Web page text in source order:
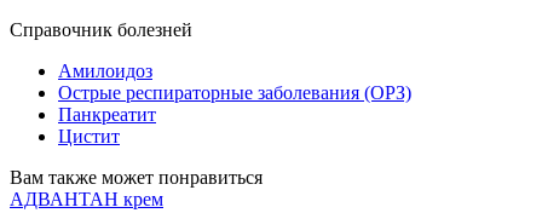
Справочник болезней
Амилоидоз
Острые респираторные заболевания (ОРЗ)
Панкреатит
Цистит
Вам также может понравиться
АДВАНТАН крем